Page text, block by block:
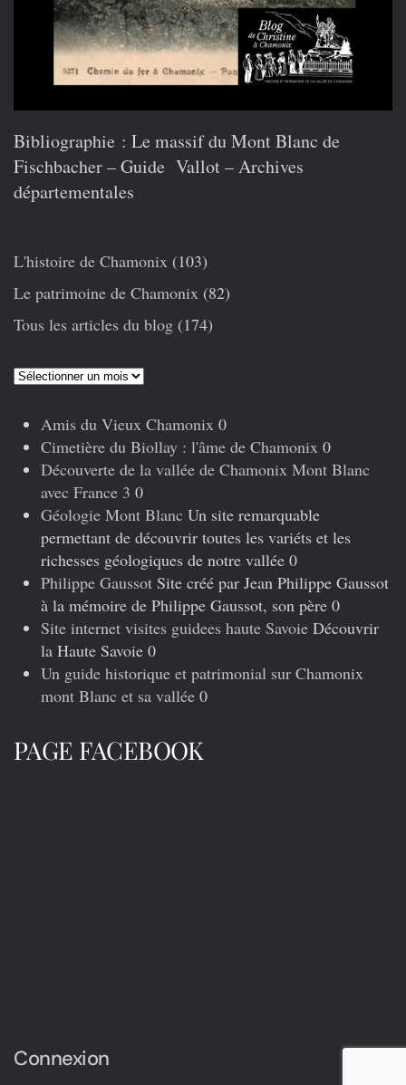
Bibliographie : Le massif du Mont Blanc de
Fischbacher – Guide Vallot – Archives
départementales
L'histoire de Chamonix (103)
Le patrimoine de Chamonix (82)
Tous les articles du blog (174)
Articles
Amis du Vieux Chamonix 0
Cimetière du Biollay : l'âme de Chamonix 0
Découverte de la vallée de Chamonix Mont Blanc
avec France 3 0
Géologie Mont Blanc Un site remarquable
permettant de découvrir toutes les variéts et les
richesses géologiques de notre vallée 0
Philippe Gaussot Site créé par Jean Philippe Gaussot
à la mémoire de Philippe Gaussot, son père 0
Site internet visites guidees haute Savoie Découvrir
la Haute Savoie 0
Un guide historique et patrimonial sur Chamonix
mont Blanc et sa vallée 0
PAGE FACEBOOK
Connexion